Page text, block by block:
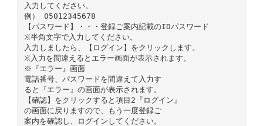
入力してください。
例） 05012345678
【パスワード】・・・登録ご案内記載のIDパスワード
※半角文字で入力してください。
入力しましたら、【ログイン】をクリックします。
※入力を間違えるとエラー画面が表示されます。
※『エラー』画面
電話番号、パスワードを間違えて入力す
ると『エラー』の画面が表示されます。
【確認】をクリックすると項目2『ログイン』
の画面に戻りますので、もう一度登録ご
案内を確認し、ログインしてください。